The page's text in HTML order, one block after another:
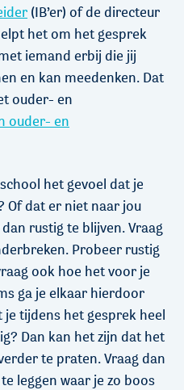
(IB’er) of de directeur
het om het gesprek
iemand erbij die jij
en kan meedenken. Dat
ouder- en
ouder- en
het gevoel dat je
Of dat er niet naar jou
rustig te blijven. Vraag
Probeer rustig
ook hoe het voor je
ga je elkaar hierdoor
tijdens het gesprek heel
Dan kan het zijn dat het
te praten. Vraag dan
leggen waar je zo boos